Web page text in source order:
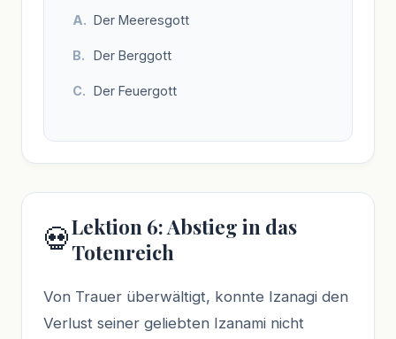
Der Meeresgott
Der Berggott
Der Feuergott
💀Lektion 6: Abstieg in das
Totenreich
Von Trauer überwältigt, konnte Izanagi den
Verlust seiner geliebten Izanami nicht